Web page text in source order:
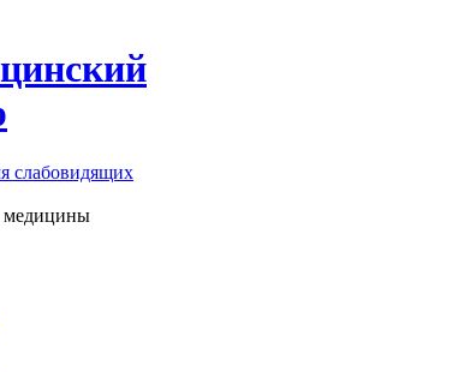
слабовидящих
медицины